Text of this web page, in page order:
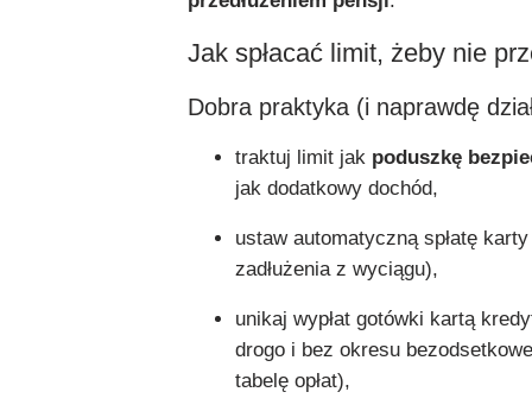
Jak spłacać limit, żeby nie
Dobra praktyka (i naprawdę
traktuj limit jak poduszkę
jak dodatkowy dochód,
ustaw automatyczną spłatę
zadłużenia z wyciągu),
unikaj wypłat gotówki kartą
drogo i bez okresu
tabelę opłat),